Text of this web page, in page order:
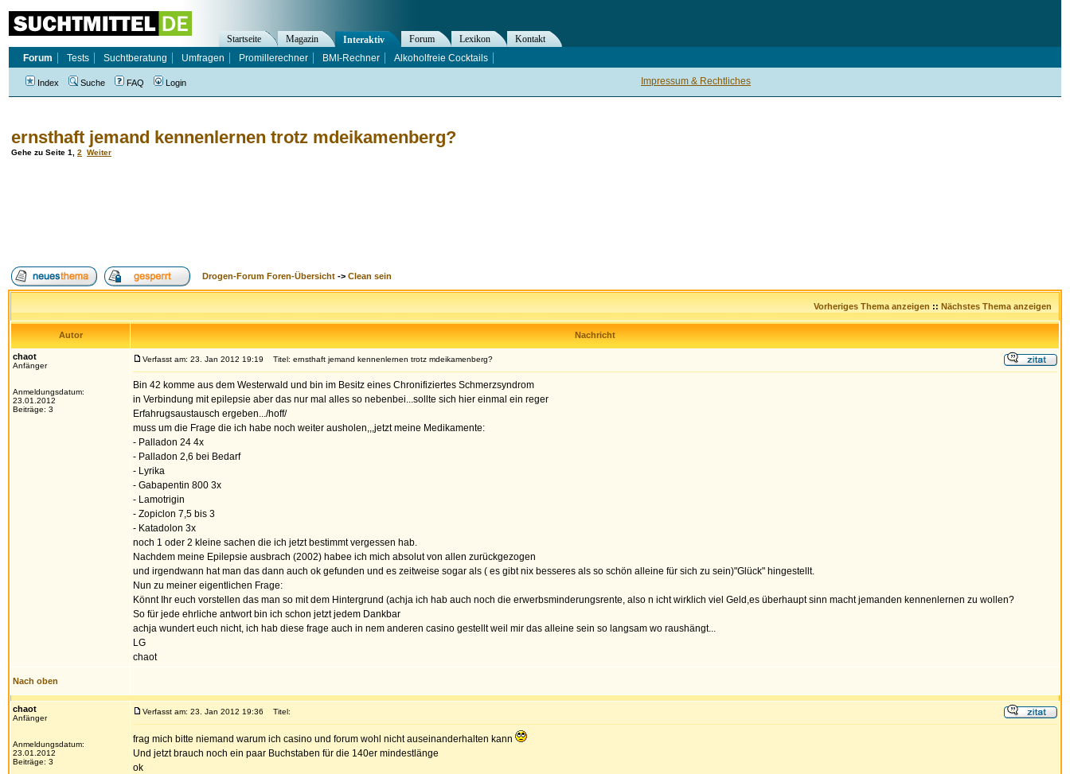
ernsthaft jemand kennenlernen trotz mdeikamenberg?
Gehe zu Seite 1 2 Weiter
Drogen-Forum Foren-Übersicht -> Clean sein
Vorheriges Thema anzeigen :: Nächstes Thema anzeigen
Autor Nachricht
chaot
Anfänger
Anmeldungsdatum:
23.01.2012
Beiträge: 3
Verfasst am: 23. Jan 2012 19:19 Titel: ernsthaft jemand kennenlernen trotz mdeikamenberg?
Bin 42 komme aus dem Westerwald und bin im Besitz eines Chronifiziertes Schmerzsyndrom
in Verbindung mit epilepsie aber das nur mal alles so nebenbei...sollte sich hier einmal ein reger
Erfahrugsaustausch ergeben.../hoff/
muss um die Frage die ich habe noch weiter ausholen,,,jetzt meine Medikamente:
- Palladon 24 4x
- Palladon 2,6 bei Bedarf
- Lyrika
- Gabapentin 800 3x
- Lamotrigin
- Zopiclon 7,5 bis 3
- Katadolon 3x
noch 1 oder 2 kleine sachen die ich jetzt bestimmt vergessen hab.
Nachdem meine Epilepsie ausbrach (2002) habee ich mich absolut von allen zurückgezogen
und irgendwann hat man das dann auch ok gefunden und es zeitweise sogar als ( es gibt nix besseres als so schön alleine für sich zu sein)"Glück" hingestellt.
Nun zu meiner eigentlichen Frage:
Könnt Ihr euch vorstellen das man so mit dem Hintergrund (achja ich hab auch noch die erwerbsminderungsrente, also n icht wirklich viel Geld,es überhaupt sinn macht jemanden kennenlernen zu wollen?
So für jede ehrliche antwort bin ich schon jetzt jedem Dankbar
achja wundert euch nicht, ich hab diese frage auch in nem anderen casino gestellt weil mir das alleine sein so langsam wo raushängt...
LG
chaot
Nach oben
chaot
Anfänger
Anmeldungsdatum:
23.01.2012
Beiträge: 3
Verfasst am: 23. Jan 2012 19:36 Titel:
frag mich bitte niemand warum ich casino und forum wohl nicht auseinanderhalten kann
Und jetzt brauch noch ein paar Buchstaben für die 140er mindestlänge
ok
Impressum & Rechtliches
Startseite Magazin Interaktiv Forum Lexikon
Kontakt
Forum
Tests Suchtberatung Umfragen Promillerechner BMI-Rechner Alkoholfreie Cocktails
Index Suche FAQ Login